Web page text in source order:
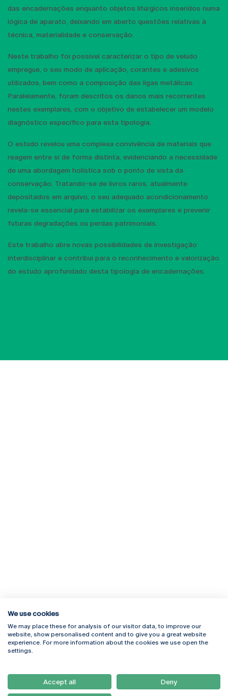
das encadernações enquanto objetos litúrgicos inseridos numa
lógica de aparato, deixando em aberto questões relativas à
técnica, materialidade e conservação.
Neste trabalho foi possível caracterizar o tipo de veludo
empregue, o seu modo de aplicação, corantes e adesivos
utilizados, bem como a composição das ligas metálicas.
Paralelamente, foram descritos os danos mais recorrentes
nestes exemplares, com o objetivo de estabelecer um modelo
diagnóstico específico para esta tipologia.
O estudo revelou uma complexa convivência de materiais que
reagem entre si de forma distinta, evidenciando a necessidade
de uma abordagem holística sob o ponto de vista da
conservação. Tratando-se de livros raros, atualmente
depositados em arquivo, o seu adequado acondicionamento
revela-se essencial para estabilizar os exemplares e prevenir
futuras degradações ou perdas patrimoniais.
Este trabalho abre novas possibilidades de investigação
interdisciplinar e contribui para o reconhecimento e valorização
do estudo aprofundado desta tipologia de encadernações.
Rua Diogo Botelho 1327
4169-005 Porto
+351 226 196 240
Campus Online
Webmail
Como Chegar
Newsletter
We use cookies
We may place these for analysis of our visitor data, to improve our
website, show personalised content and to give you a great website
experience. For more information about the cookies we use open the
settings.
Accept all Deny